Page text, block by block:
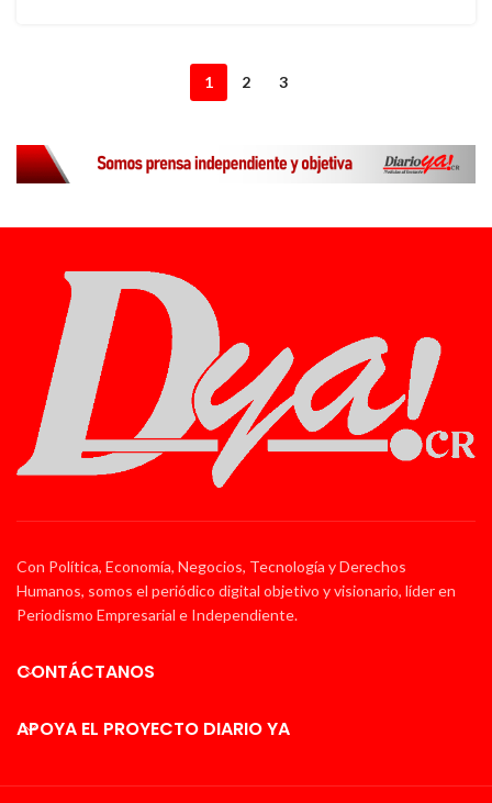
1 2 3
Con Política, Economía, Negocios, Tecnología y Derechos
Humanos, somos el periódico digital objetivo y visionario, líder en
Periodismo Empresarial e Independiente.
CONTÁCTANOS
APOYA EL PROYECTO DIARIO YA